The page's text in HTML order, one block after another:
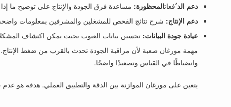
دعم الدُفعاتالمحظورة: مساعدة فرق الجودة والإنتاج على توضيح ما
دعم الإنتاج: شرح نتائج الفحص للمشغلين والمشرفين بمعلومات
عيادة جودة البيانات: تحسين بيانات العيوب بحيث يمكن اكتشاف
مهمة مورغان صعبة لأن مراقبة الجودة تحدث بالقرب من ضغط
وانضباطًا في القياس وتصعيدًا واضحًا.
يتعين على مورغان الموازنة بين الدقة والتطبيق العملي. هدفه هو